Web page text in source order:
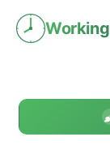
Working